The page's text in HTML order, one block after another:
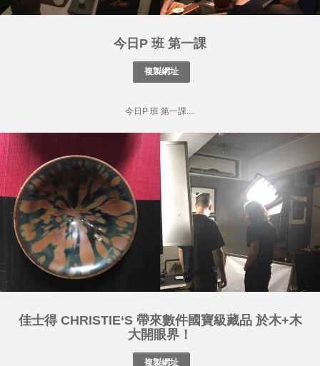
今日P 班 第一課
今日P 班 第一課....
佳士得 CHRISTIE‘S 帶來數件國寶級藏品 於木+木
大開眼界！